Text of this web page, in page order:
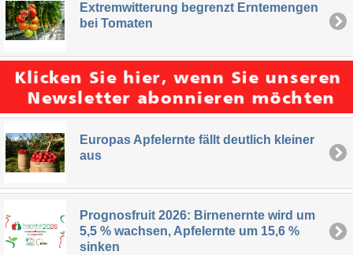
Extremwitterung begrenzt Erntemengen
bei Tomaten
Europas Apfelernte fällt deutlich kleiner
aus
Prognosfruit 2026: Birnenernte wird um
5,5 % wachsen, Apfelernte um 15,6 %
sinken